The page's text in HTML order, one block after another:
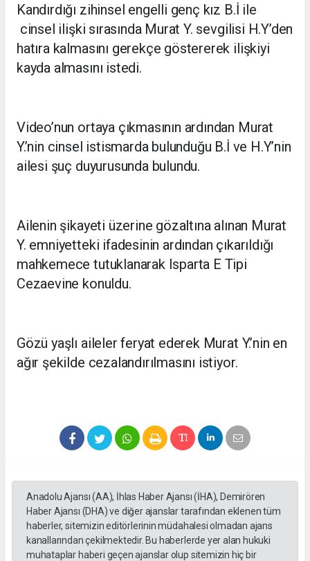
Kandırdığı zihinsel engelli genç kız B.İ ile
cinsel ilişki sırasında Murat Y. sevgilisi H.Y’den
hatıra kalmasını gerekçe göstererek ilişkiyi
kayda almasını istedi.
Video’nun ortaya çıkmasının ardından Murat
Y.’nin cinsel istismarda bulunduğu B.İ ve H.Y’nin
ailesi şuç duyurusunda bulundu.
Ailenin şikayeti üzerine gözaltına alınan Murat
Y. emniyetteki ifadesinin ardından çıkarıldığı
mahkemece tutuklanarak Isparta E Tipi
Cezaevine konuldu.
Gözü yaşlı aileler feryat ederek Murat Y.’nin en
ağır şekilde cezalandırılmasını istiyor.
Anadolu Ajansı (AA), İhlas Haber Ajansı (İHA), Demirören
Haber Ajansı (DHA) ve diğer ajanslar tarafından eklenen tüm
haberler, sitemizin editörlerinin müdahalesi olmadan ajans
kanallarından çekilmektedir. Bu haberlerde yer alan hukuki
muhataplar haberi geçen ajanslar olup sitemizin hiç bir